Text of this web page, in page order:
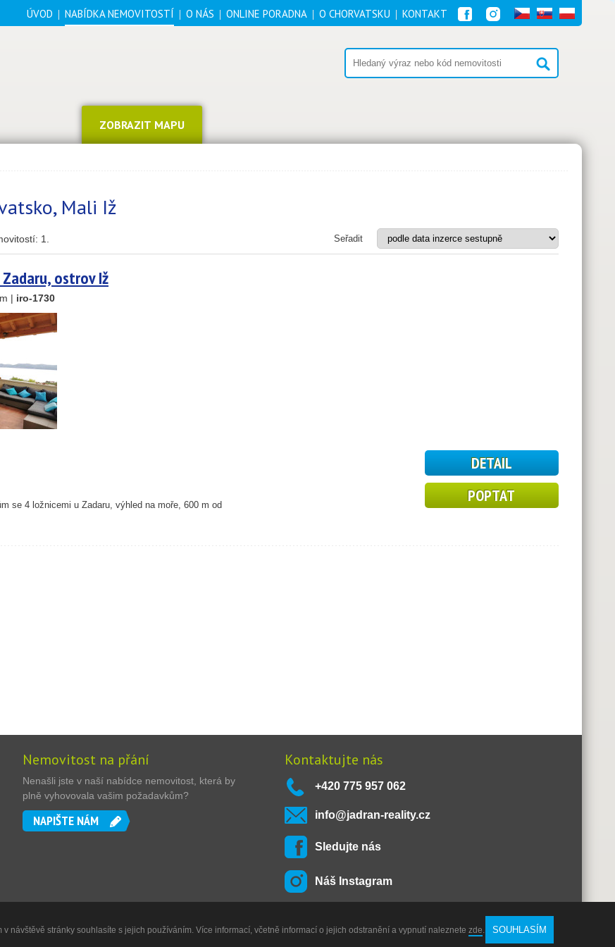
23
12
14
ÚVOD NABÍDKA NEMOVITOSTÍ O NÁS ONLINE PORADNA O CHORVATSKU KONTAKT
ZOBRAZIT MAPU
Mali Iž
1 Seřadit
ostrov Iž
| iro-1730
se 4 ložnicemi u Zadaru, výhled na moře, 600 m od
DETAIL
POPTAT
Nemovitost na přání
Nenašli jste v naší nabídce nemovitost, která by
plně vyhovovala vašim požadavkům?
NAPIŠTE NÁM
Kontaktujte nás
+420 775 957 062
info@jadran-reality.cz
Sledujte nás
Náš Instagram
agenturaDIGISHOCK O nás Kontakt
návštěvě stránky souhlasíte s jejich používáním. Více informací, včetně informací o jejich odstranění a vypnutí naleznete zde SOUHLASÍM